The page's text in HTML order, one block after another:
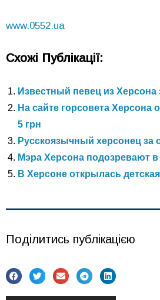
www.0552.ua
Схожі Публікації:
Известный певец из
На сайте горсовета
5 грн
Русскоязычный херсонец за
Мэра Херсона подозревают
В Херсоне открылась
Поділитись публікацією